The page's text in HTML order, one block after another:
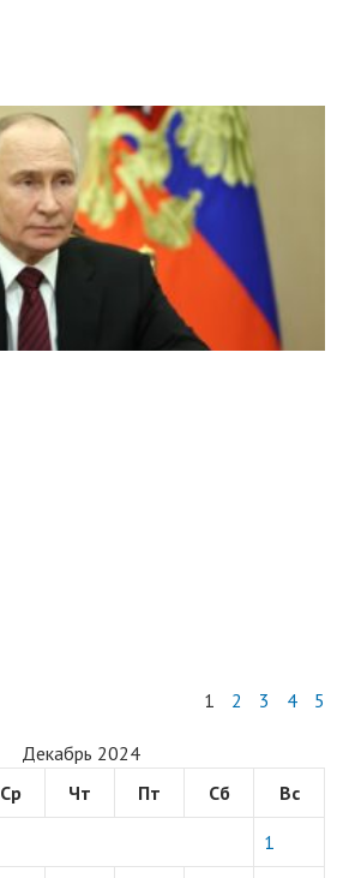
1 2 3 4 5
Декабрь 2024
Ср Чт Пт Сб Вс
1